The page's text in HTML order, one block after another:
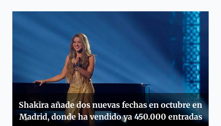
Shakira añade dos nuevas fechas en octubre en
Madrid, donde ha vendido ya 450.000 entradas